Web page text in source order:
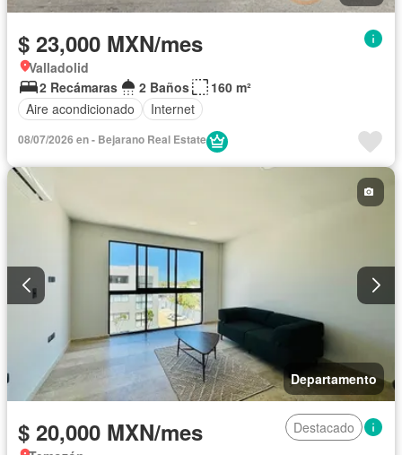
$ 23,000 MXN/mes
Valladolid
2 Recámaras
2 Baños
160 m²
Aire acondicionado
Internet
08/07/2026 en - Bejarano Real Estate
Departamento
$ 20,000 MXN/mes
Destacado